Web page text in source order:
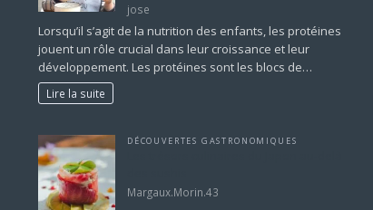
jose
Lorsqu’il s’agit de la nutrition des enfants, les protéines
jouent un rôle crucial dans leur croissance et leur
développement. Les protéines sont les blocs de…
Lire la suite
DÉCOUVERTES GASTRONOMIQUES
Margaux.Morin.43